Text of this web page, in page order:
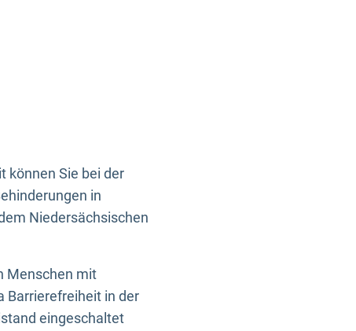
können Sie bei der
in
Niedersächsischen
Menschen mit
Barrierefreiheit in der
eingeschaltet